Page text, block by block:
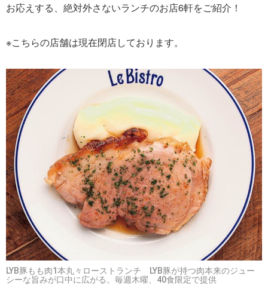
お応えする、絶対外さないランチのお店6軒をご紹介！
※こちらの店舗は現在閉店しております。
LYB豚もも肉1本丸々ローストランチ LYB豚が持つ肉本来のジュー
シーな旨みが口中に広がる。毎週木曜、40食限定で提供